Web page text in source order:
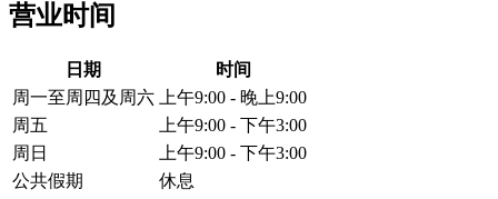
营业时间
日期
时间
周一至周四及周六
上午9:00 - 晚上9:00
周五
上午9:00 - 下午3:00
周日
上午9:00 - 下午3:00
公共假期
休息